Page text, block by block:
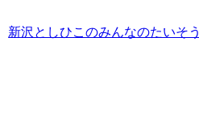
新沢としひこのみんなのたいそう